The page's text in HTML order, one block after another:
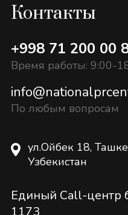
Контакты
+998 71 200 00
Время работы: 9:00-
По любым вопросам
ул.Ойбек 18,
Узбекистан
Единый Call-центр
1173